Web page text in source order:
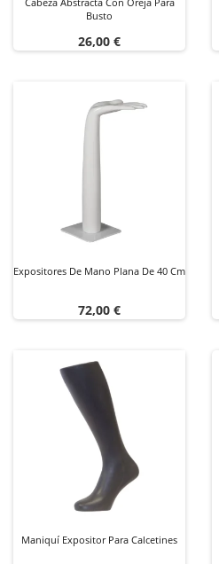
Busto
Precio
26,00 €
Expositores De Mano Plana De 40 Cm
Precio
72,00 €
Maniquí Expositor Para Calcetines